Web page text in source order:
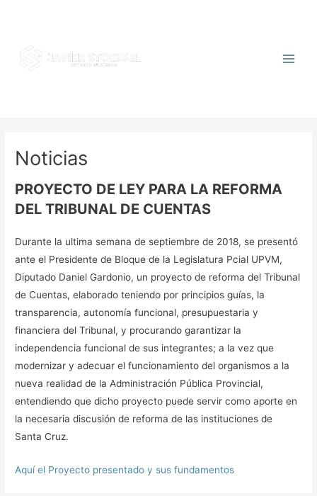
Noticias
PROYECTO DE LEY PARA LA REFORMA
DEL TRIBUNAL DE CUENTAS
Durante la ultima semana de septiembre de 2018, se presentó
ante el Presidente de Bloque de la Legislatura Pcial UPVM,
Diputado Daniel Gardonio, un proyecto de reforma del Tribunal
de Cuentas, elaborado teniendo por principios guías, la
transparencia, autonomía funcional, presupuestaria y
financiera del Tribunal, y procurando garantizar la
independencia funcional de sus integrantes; a la vez que
modernizar y adecuar el funcionamiento del organismos a la
nueva realidad de la Administración Pública Provincial,
entendiendo que dicho proyecto puede servir como aporte en
la necesaria discusión de reforma de las instituciones de
Santa Cruz.
Aquí el Proyecto presentado y sus fundamentos